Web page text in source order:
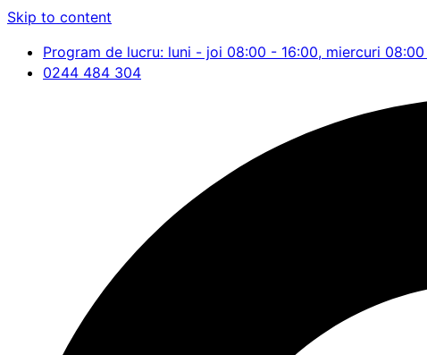
Skip to content
Program de lucru: luni - joi 08:00 - 16:00, miercuri
0244 484 304